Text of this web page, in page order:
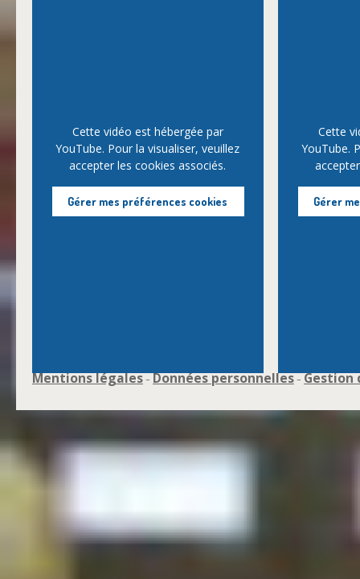
Cette vidéo est hébergée par
YouTube. Pour la visualiser, veuillez
accepter les cookies associés.
Gérer mes préférences cookies
Cette
YouTube.
Gérer
Mentions légales-Données personnelles-Gestion